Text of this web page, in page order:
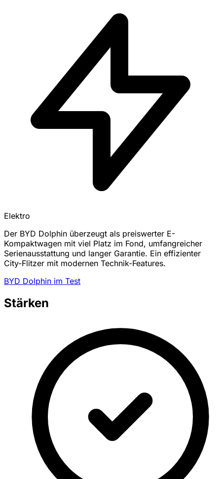
Elektro
Der BYD Dolphin überzeugt als preiswerter E-
Kompaktwagen mit viel Platz im Fond, umfangreicher
Serienausstattung und langer Garantie. Ein effizienter
City-Flitzer mit modernen Technik-Features.
BYD Dolphin im Test
Stärken